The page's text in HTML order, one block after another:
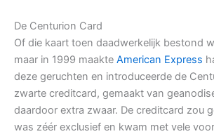
De Centurion Card
Of die kaart toen daadwerkelijk bestond
maar in 1999 maakte American Express
deze geruchten en introduceerde de
zwarte creditcard, gemaakt van
daardoor extra zwaar. De creditcard zou
was zéér exclusief en kwam met vele